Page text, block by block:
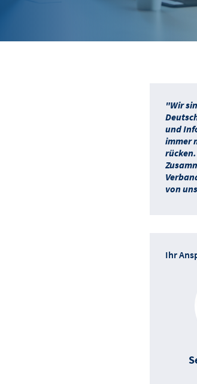
"Wir
und
immer
von
Ihr